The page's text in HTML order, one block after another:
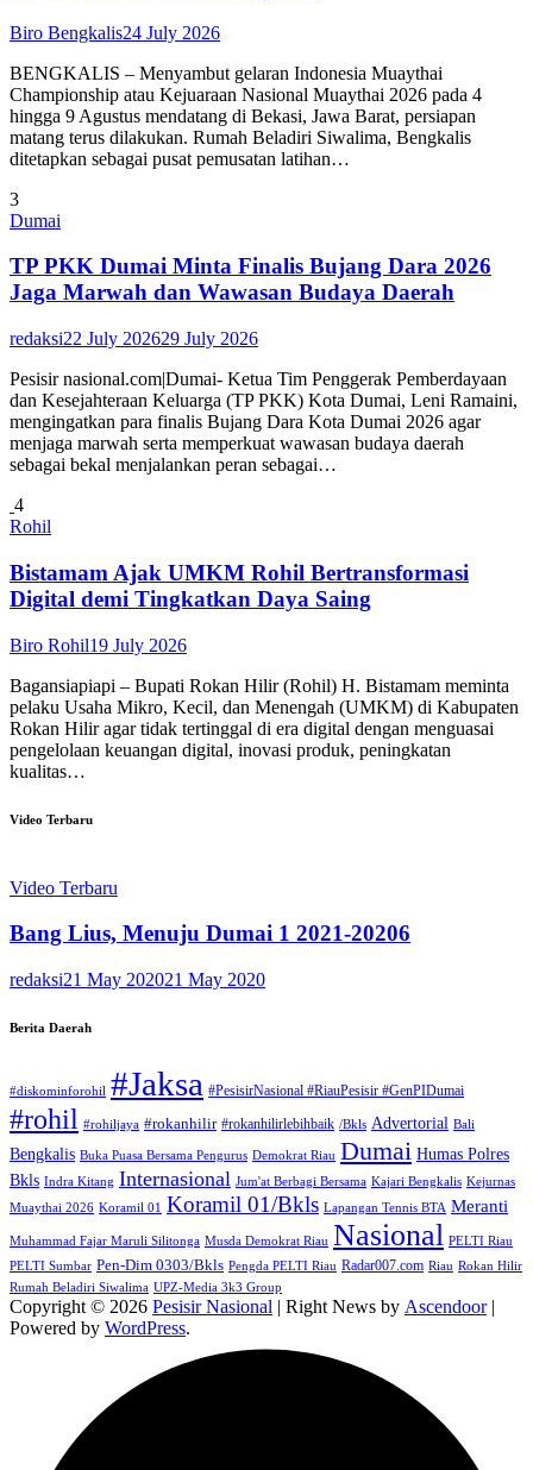
Biro Bengkalis24 July 2026
BENGKALIS – Menyambut gelaran Indonesia Muaythai
Championship atau Kejuaraan Nasional Muaythai 2026 pada 4
hingga 9 Agustus mendatang di Bekasi, Jawa Barat, persiapan
matang terus dilakukan. Rumah Beladiri Siwalima, Bengkalis
ditetapkan sebagai pusat pemusatan latihan…
3
Dumai
TP PKK Dumai Minta Finalis Bujang Dara 2026
Jaga Marwah dan Wawasan Budaya Daerah
redaksi22 July 202629 July 2026
Pesisir nasional.com|Dumai- Ketua Tim Penggerak Pemberdayaan
dan Kesejahteraan Keluarga (TP PKK) Kota Dumai, Leni Ramaini,
mengingatkan para finalis Bujang Dara Kota Dumai 2026 agar
menjaga marwah serta memperkuat wawasan budaya daerah
sebagai bekal menjalankan peran sebagai…
4
Rohil
Bistamam Ajak UMKM Rohil Bertransformasi
Digital demi Tingkatkan Daya Saing
Biro Rohil19 July 2026
Bagansiapiapi – Bupati Rokan Hilir (Rohil) H. Bistamam meminta
pelaku Usaha Mikro, Kecil, dan Menengah (UMKM) di Kabupaten
Rokan Hilir agar tidak tertinggal di era digital dengan menguasai
pengelolaan keuangan digital, inovasi produk, peningkatan
kualitas…
Video Terbaru
Video Terbaru
Bang Lius, Menuju Dumai 1 2021-20206
redaksi21 May 202021 May 2020
Berita Daerah
#diskominforohil #Jaksa #PesisirNasional #RiauPesisir #GenPIDumai
#rohil #rohiljaya #rokanhilir #rokanhilirlebihbaik /Bkls Advertorial Bali
Bengkalis Buka Puasa Bersama Pengurus Demokrat Riau Dumai Humas Polres
Bkls Indra Kitang Internasional Jum'at Berbagi Bersama Kajari Bengkalis Kejurnas
Muaythai 2026 Koramil 01 Koramil 01/Bkls Lapangan Tennis BTA Meranti
Muhammad Fajar Maruli Silitonga Musda Demokrat Riau Nasional PELTI Riau
PELTI Sumbar Pen-Dim 0303/Bkls Pengda PELTI Riau Radar007.com Riau Rokan Hilir
Rumah Beladiri Siwalima UPZ-Media 3k3 Group
Copyright © 2026 Pesisir Nasional | Right News by Ascendoor|
Powered by WordPress.